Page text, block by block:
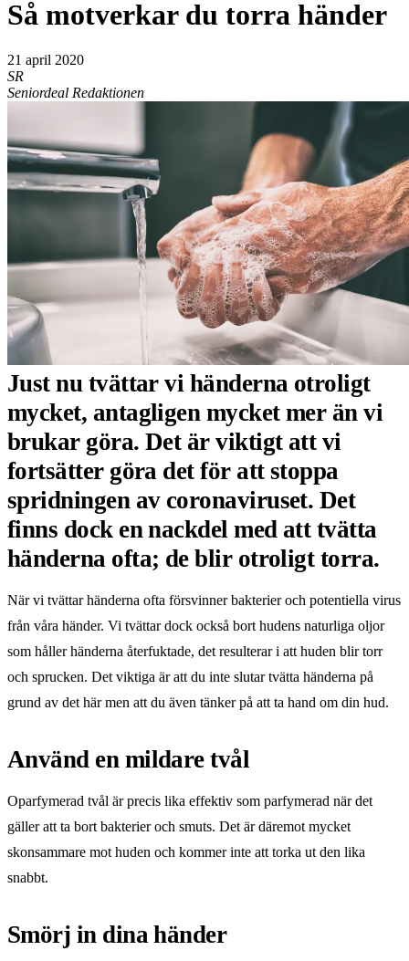
Så motverkar du torra händer
21 april 2020
SR
Seniordeal Redaktionen
Just nu tvättar vi händerna otroligt
mycket, antagligen mycket mer än vi
brukar göra. Det är viktigt att vi
fortsätter göra det för att stoppa
spridningen av coronaviruset. Det
finns dock en nackdel med att tvätta
händerna ofta; de blir otroligt torra.
När vi tvättar händerna ofta försvinner bakterier och potentiella virus
från våra händer. Vi tvättar dock också bort hudens naturliga oljor
som håller händerna återfuktade, det resulterar i att huden blir torr
och sprucken. Det viktiga är att du inte slutar tvätta händerna på
grund av det här men att du även tänker på att ta hand om din hud.
Använd en mildare tvål
Oparfymerad tvål är precis lika effektiv som parfymerad när det
gäller att ta bort bakterier och smuts. Det är däremot mycket
skonsammare mot huden och kommer inte att torka ut den lika
snabbt.
Smörj in dina händer